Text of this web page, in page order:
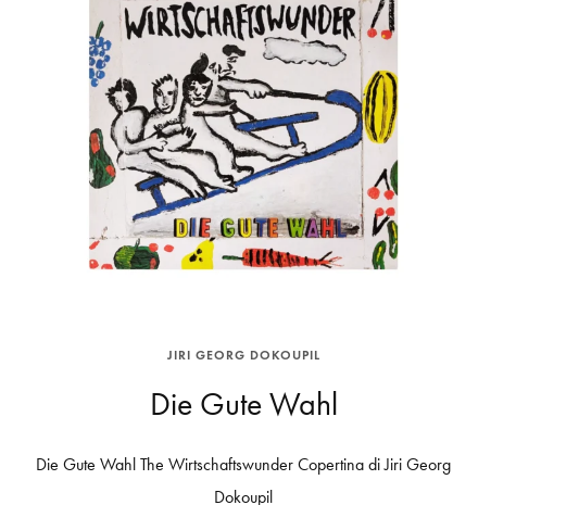
JIRI GEORG DOKOUPIL
Die Gute Wahl
Die Gute Wahl The Wirtschaftswunder Copertina di Jiri Georg
Dokoupil